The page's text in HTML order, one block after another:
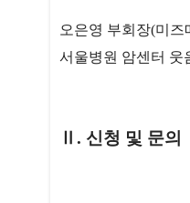
오은영 부회장(미
서울병원 암센터 웃
Ⅱ. 신청 및 문의